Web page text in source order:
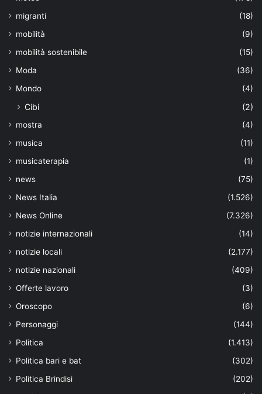
migranti
(18)
mobilità
(9)
mobilità sostenibile
(15)
Moda
(36)
Mondo
(4)
Cibi (2)
mostra
(4)
musica
(11)
musicaterapia
(1)
news
(75)
News Italia
(1.526)
News Online
(7.326)
notizie internazionali
(14)
notizie locali
(2.177)
notizie nazionali
(409)
Offerte lavoro
(3)
Oroscopo
(6)
Personaggi
(144)
Politica
(1.413)
Politica bari e bat
(302)
Politica Brindisi
(202)